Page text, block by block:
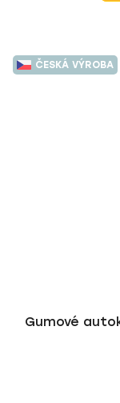
ČESKÁ VÝROBA
Gumové